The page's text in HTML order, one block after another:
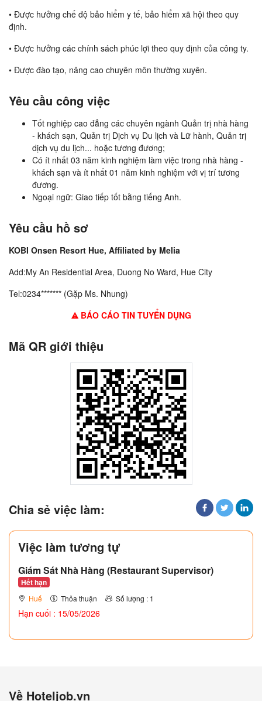
• Được hưởng chế độ bảo hiểm y tế, bảo hiểm xã hội theo quy
định.
• Được hưởng các chính sách phúc lợi theo quy định của công ty.
• Được đào tạo, nâng cao chuyên môn thường xuyên.
Yêu cầu công việc
Tốt nghiệp cao đẳng các chuyên ngành Quản trị nhà hàng
- khách sạn, Quản trị Dịch vụ Du lịch và Lữ hành, Quản trị
dịch vụ du lịch... hoặc tương đương;
Có ít nhất 03 năm kinh nghiệm làm việc trong nhà hàng -
khách sạn và ít nhất 01 năm kinh nghiệm với vị trí tương
đương.
Ngoại ngữ: Giao tiếp tốt bằng tiếng Anh.
Yêu cầu hồ sơ
KOBI Onsen Resort Hue, Affiliated by Melia
Add:My An Residential Area, Duong No Ward, Hue City
Tel:0234******* (Gặp Ms. Nhung)
BÁO CÁO TIN TUYỂN DỤNG
Mã QR giới thiệu
Chia sẻ việc làm:
Việc làm tương tự
Giám Sát Nhà Hàng (Restaurant Supervisor)
Hết hạn
Huế Thỏa thuận Số lượng : 1
Hạn cuối : 15/05/2026
Về Hoteljob.vn